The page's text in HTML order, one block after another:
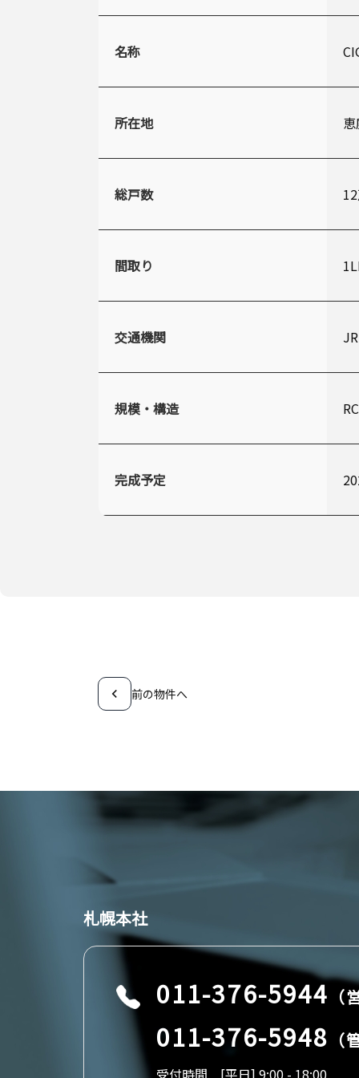
名称
所在地
総戸数
間取り
交通機関
規模・構造
完成予定
前の物件へ
札幌本社
011-376-5944
011-376-5948
受付時間 [平日] 9:00 - 18:00